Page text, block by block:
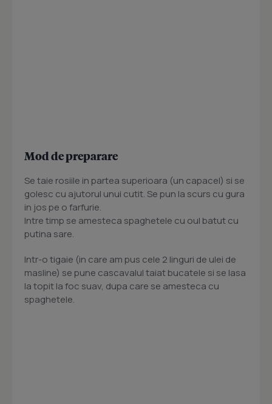
Mod de preparare
Se taie rosiile in partea superioara (un capacel) si se
golesc cu ajutorul unui cutit. Se pun la scurs cu gura
in jos pe o farfurie.
Intre timp se amesteca spaghetele cu oul batut cu
putina sare.
Intr-o tigaie (in care am pus cele 2 linguri de ulei de
masline) se pune cascavalul taiat bucatele si se lasa
la topit la foc suav, dupa care se amesteca cu
spaghetele.